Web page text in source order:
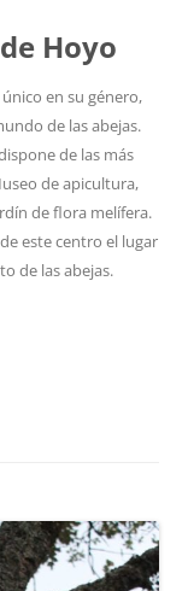
Hoyo
en su género,
de las abejas.
de las más
de apicultura,
de flora melífera.
este centro el lugar
de las abejas.